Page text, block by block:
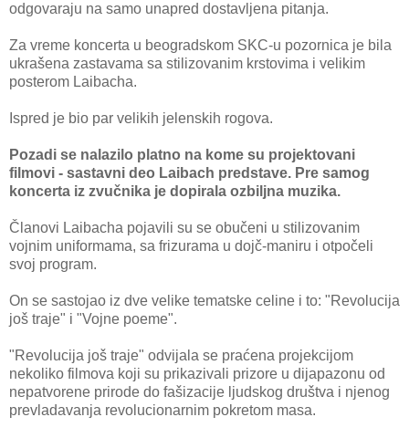
odgovaraju na samo unapred dostavljena pitanja.
Za vreme koncerta u beogradskom SKC-u pozornica je bila
ukrašena zastavama sa stilizovanim krstovima i velikim
posterom Laibacha.
Ispred je bio par velikih jelenskih rogova.
Pozadi se nalazilo platno na kome su projektovani
filmovi - sastavni deo Laibach predstave. Pre samog
koncerta iz zvučnika je dopirala ozbiljna muzika.
Članovi Laibacha pojavili su se obučeni u stilizovanim
vojnim uniformama, sa frizurama u dojč-maniru i otpočeli
svoj program.
On se sastojao iz dve velike tematske celine i to: "Revolucija
još traje" i "Vojne poeme".
"Revolucija još traje" odvijala se praćena projekcijom
nekoliko filmova koji su prikazivali prizore u dijapazonu od
nepatvorene prirode do fašizacije ljudskog društva i njenog
prevladavanja revolucionarnim pokretom masa.